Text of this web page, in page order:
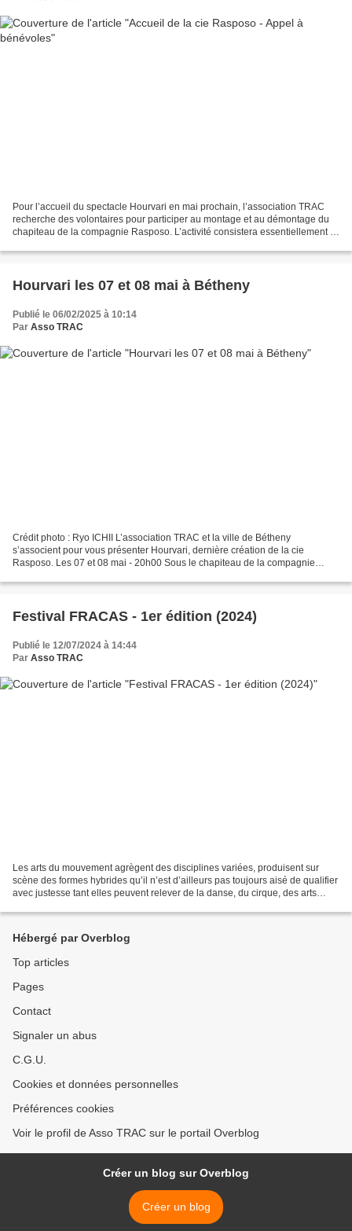
Pour l’accueil du spectacle Hourvari en mai prochain, l’association TRAC
recherche des volontaires pour participer au montage et au démontage du
chapiteau de la compagnie Rasposo. L’activité consistera essentiellement à
Hourvari les 07 et 08 mai à Bétheny
Publié le 06/02/2025 à 10:14
Par Asso TRAC
Crédit photo : Ryo ICHII L’association TRAC et la ville de Bétheny
s’associent pour vous présenter Hourvari, dernière création de la cie
Rasposo. Les 07 et 08 mai - 20h00 Sous le chapiteau de la compagnie
Festival FRACAS - 1er édition (2024)
Publié le 12/07/2024 à 14:44
Par Asso TRAC
Les arts du mouvement agrègent des disciplines variées, produisent sur
scène des formes hybrides qu’il n’est d’ailleurs pas toujours aisé de qualifier
avec justesse tant elles peuvent relever de la danse, du cirque, des arts
Hébergé par Overblog
Top articles
Pages
Contact
Signaler un abus
C.G.U.
Cookies et données personnelles
Préférences cookies
Voir le profil de Asso TRAC sur le portail Overblog
Créer un blog sur Overblog
Créer un blog